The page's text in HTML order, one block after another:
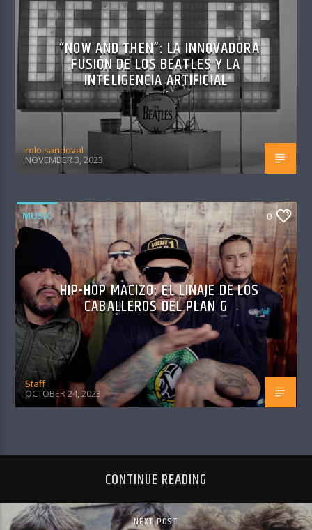
“NOW AND THEN”: LA INNOVADORA
FUSIÓN DE LOS BEATLES Y LA
INTELIGENCIA ARTIFICIAL
rolo sandoval
NOVEMBER 3, 2023
MUSIC 0
HIP-HOP MACIZO: EL LINAJE DE LOS
CABALLEROS DEL PLAN G
Staff
OCTOBER 24, 2023
CONTINUE READING
NEXT POST